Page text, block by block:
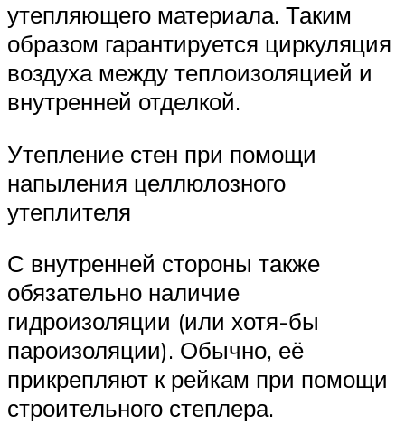
утепляющего материала. Таким
образом гарантируется циркуляция
воздуха между теплоизоляцией и
внутренней отделкой.
Утепление стен при помощи
напыления целлюлозного
утеплителя
С внутренней стороны также
обязательно наличие
гидроизоляции (или хотя-бы
пароизоляции). Обычно, её
прикрепляют к рейкам при помощи
строительного степлера.